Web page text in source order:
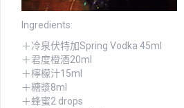
Ingredients:
＋冷泉伏特加Spring Vodka 45ml
＋君度橙酒20ml
＋檸檬汁15ml
＋糖漿8ml
＋蜂蜜2 drops